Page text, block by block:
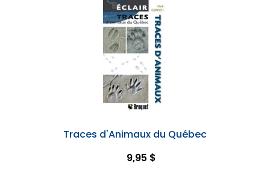
Traces d'Animaux du Québec
9,95 $